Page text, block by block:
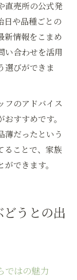
直売所の公式発
日や品種ごとの
新情報をこまめ
い合わせを活用
選びができま
フのアドバイス
すすめです。
薄だったという
ることで、家族
できます。
うとの出
ではの魅力